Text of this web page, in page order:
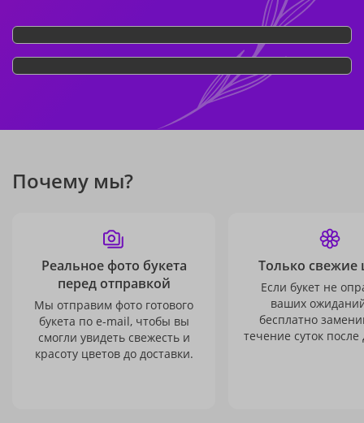
Почему мы?
Реальное фото букета
перед отправкой
Мы отправим фото готового
букета по e-mail, чтобы вы
смогли увидеть свежесть и
красоту цветов до доставки.
Только свежие
Если букет не
ваших
бесплатно
течение суток после